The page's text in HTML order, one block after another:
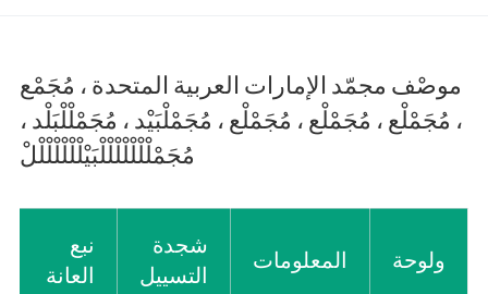
موصْف مجمّد الإمارات العربية المتحدة ، مُجَمْع
، مُجَمْلْع ، مُجَمْلْع ، مُجَمْلْع ، مُجَمْلْبَيْد ، مُجَمْلْلْبَلْد ،
مُجَمْلْلْلْلْلْلْلْبَيْلْلْلْلْلْلْلْ
ولوحة المعلومات
شجدة
التسييل
نبع
العانة